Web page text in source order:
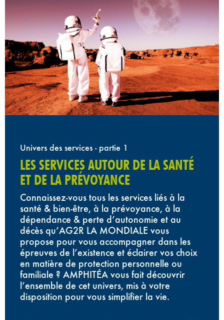
Univers des services - partie 1
LES SERVICES AUTOUR DE LA SANTÉ
ET DE LA PRÉVOYANCE
Connaissez-vous tous les services liés à la
santé & bien-être, à la prévoyance, à la
dépendance & perte d’autonomie et au
décès qu’AG2R LA MONDIALE vous
propose pour vous accompagner dans les
épreuves de l’existence et éclairer vos choix
en matière de protection personnelle ou
familiale ? AMPHITÉA vous fait découvrir
l’ensemble de cet univers, mis à votre
disposition pour vous simplifier la vie.